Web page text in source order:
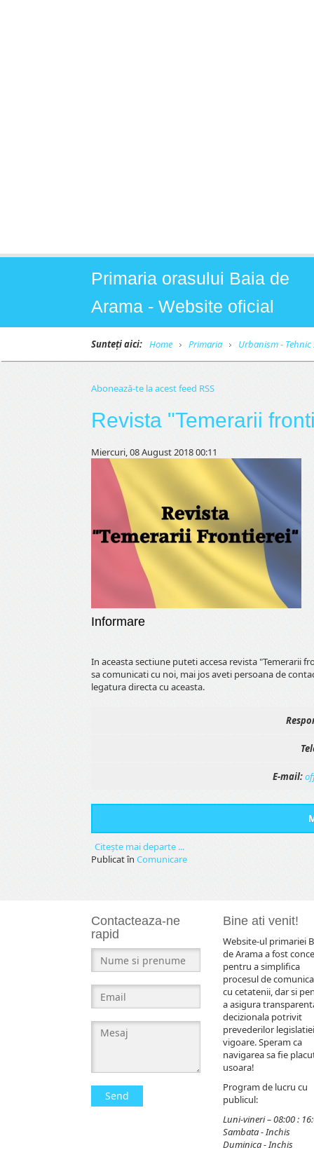
Primaria orasului Baia de
Arama - Website oficial
Sunteți aici: Home Primaria Urbanism -
Abonează-te la acest feed RSS
Revista "Temerarii
Miercuri, 08 August 2018 00:11
Informare
In aceasta sectiune puteti accesa revista "Temerarii
sa comunicati cu noi, mai jos aveti persoana de
legatura directa cu aceasta.
E-mail:
Citeşte mai departe ...
Publicat în Comunicare
Contacteaza-ne
rapid
Send
Bine ati venit!
Website-ul primariei
de Arama a fost
pentru a simplifica
procesul de
cu cetatenii, dar si
a asigura
decizionala potrivit
prevederilor
vigoare. Speram ca
navigarea sa fie
usoara!
Program de lucru cu
publicul:
Luni-vineri – 08:00 :
Sambata - Inchis
Duminica - Inchis